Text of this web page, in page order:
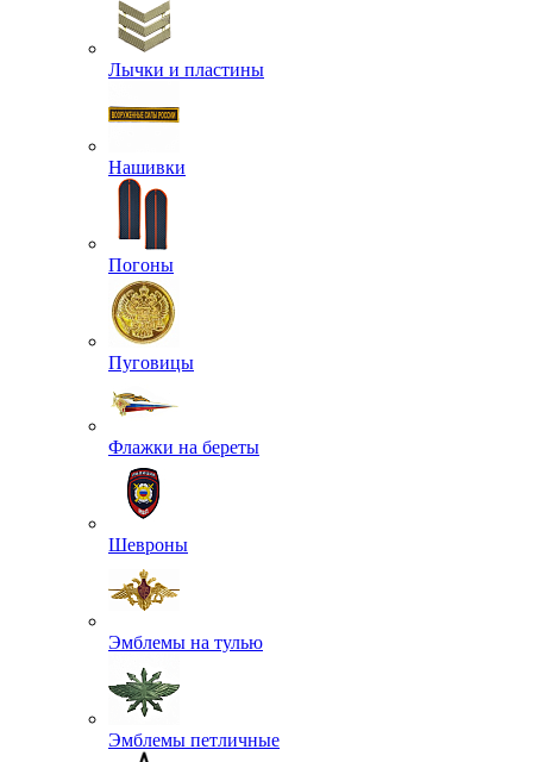
Лычки и пластины
Нашивки
Погоны
Пуговицы
Флажки на береты
Шевроны
Эмблемы на тулью
Эмблемы петличные